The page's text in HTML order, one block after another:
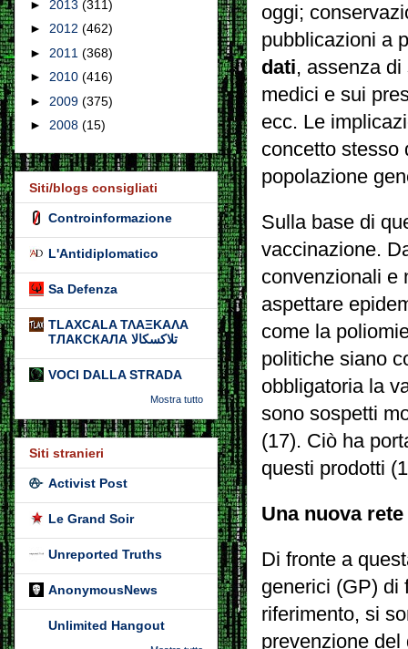
oggi;
pubblicazioni a
dati, assenza
medici e sui
ecc. Le
concetto stesso
popolazione
Sulla base di
vaccinazione.
convenzionali e
aspettare
come la
politiche siano
obbligatoria la
sono sospetti
(17). Ciò ha
questi prodotti
Una nuova
Di fronte a
generici (GP) di
riferimento, si
prevenzione del
► 2013 (311)
► 2012 (462)
► 2011 (368)
► 2010 (416)
► 2009 (375)
► 2008 (15)
Siti/blogs consigliati
Controinformazione
L'Antidiplomatico
Sa Defenza
TLAXCALA ΤΛΑΞΚΑΛΑ
ТЛАКСКАЛА تلاكسكالا
VOCI DALLA STRADA
Mostra tutto
Siti stranieri
Activist Post
Le Grand Soir
Unreported Truths
AnonymousNews
Unlimited Hangout